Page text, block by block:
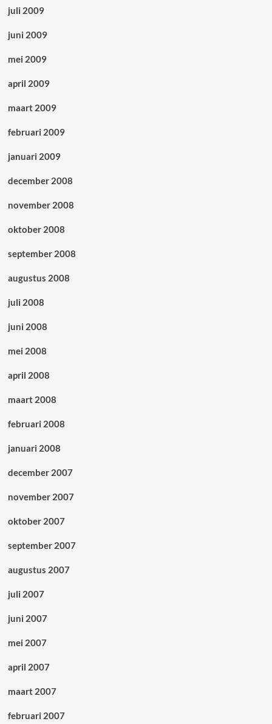
juli 2009
juni 2009
mei 2009
april 2009
maart 2009
februari 2009
januari 2009
december 2008
november 2008
oktober 2008
september 2008
augustus 2008
juli 2008
juni 2008
mei 2008
april 2008
maart 2008
februari 2008
januari 2008
december 2007
november 2007
oktober 2007
september 2007
augustus 2007
juli 2007
juni 2007
mei 2007
april 2007
maart 2007
februari 2007